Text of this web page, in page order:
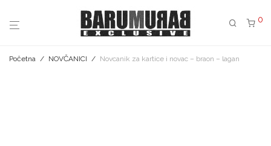
0
Početna / NOVČANICI / Novcanik za kartice i novac – braon – lagan